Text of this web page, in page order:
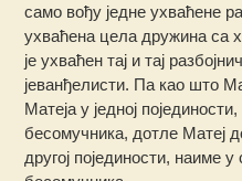
само вођу једне ухваћене
ухваћена цела дружина са
је ухваћен тај и тај
јеванђелисти. Па као што
Матеја у једној
бесомучника, дотле Матеј
другој појединости, наиме